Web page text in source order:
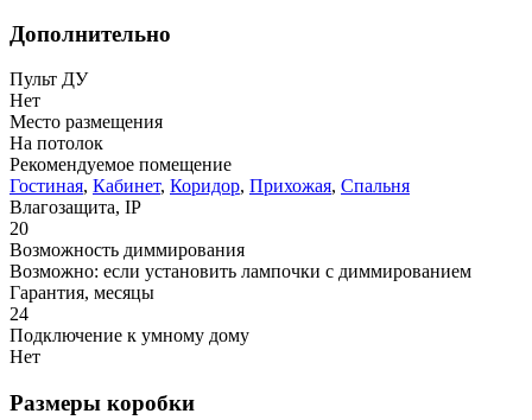
Дополнительно
Пульт ДУ
Нет
Место размещения
На потолок
Рекомендуемое помещение
Гостиная, Кабинет, Коридор, Прихожая, Спальня
Влагозащита, IP
20
Возможность диммирования
Возможно: если установить лампочки с диммированием
Гарантия, месяцы
24
Подключение к умному дому
Нет
Размеры коробки